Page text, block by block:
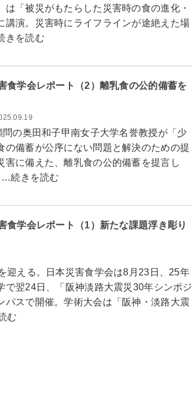
「被災がもたらした災害時の食の進化・
講演。災害時にライフラインが途絶えた場
きを読む
学会レポート（2）離乳食の公的備蓄を
の奥田和子甲南女子大学名誉教授が「少
備蓄が公序にない問題と解決のための提
に備えた、離乳食の公的備蓄を提言し
きを読む
学会レポート（1）新たな課題浮き彫り
える。日本災害食学会は8月23日、25年
で翌24日、「阪神淡路大震災30年シンポジ
パスで開催。学術大会は「阪神・淡路大震
む